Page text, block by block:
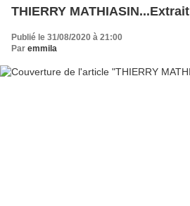
THIERRY MATHIASIN...Extrait
Publié le 31/08/2020 à 21:00
Par emmila